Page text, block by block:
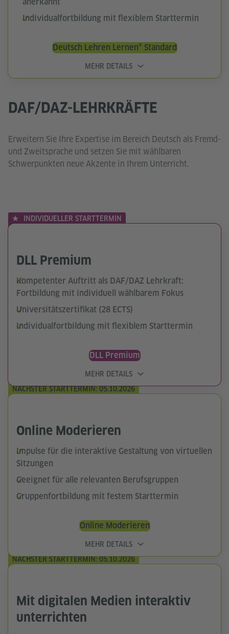
anerkannt
Individualfortbildung mit flexiblem Starttermin
Deutsch Lehren Lernen® Standard
MEHR DETAILS
DAF/DAZ-LEHRKRÄFTE
Erweitern Sie Ihre Expertise im Bereich Deutsch als Fremd-
und Zweitsprache und setzen Sie mit wählbaren
Schwerpunkten neue Akzente in Ihrem Unterricht.
INDIVIDUELLER STARTTERMIN
DLL Premium
Kompetenter Auftritt als DAF/DAZ Lehrkraft:
Fortbildung mit individuell wählbarem Fokus
Universitätszertifikat (28 ECTS)
Individualfortbildung mit flexiblem Starttermin
DLL Premium
MEHR DETAILS
NÄCHSTER STARTTERMIN: 05.10.2026
Online Moderieren
Impulse für die interaktive Gestaltung von virtuellen
Sitzungen
Geeignet für alle relevanten Berufsgruppen
Gruppenfortbildung mit festem Starttermin
Online Moderieren
MEHR DETAILS
NÄCHSTER STARTTERMIN: 05.10.2026
Mit digitalen Medien interaktiv
unterrichten